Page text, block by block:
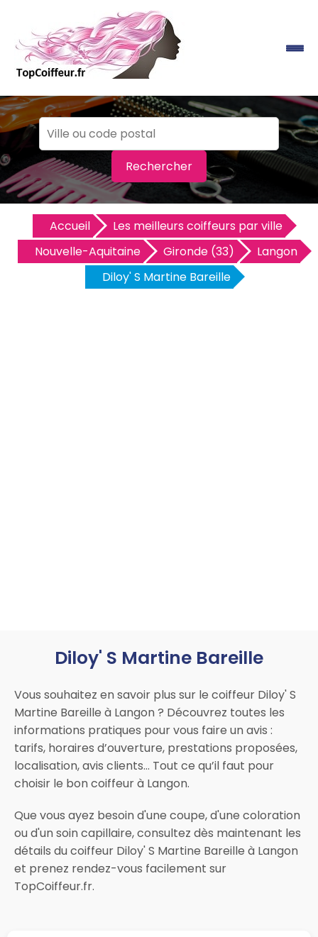
Rechercher
Accueil
Les meilleurs coiffeurs par ville
Nouvelle-Aquitaine
Gironde (33)
Langon
Diloy' S Martine Bareille
Diloy' S Martine Bareille
Vous souhaitez en savoir plus sur le coiffeur Diloy' S
Martine Bareille à Langon ? Découvrez toutes les
informations pratiques pour vous faire un avis :
tarifs, horaires d’ouverture, prestations proposées,
localisation, avis clients… Tout ce qu’il faut pour
choisir le bon coiffeur à Langon.
Que vous ayez besoin d'une coupe, d'une coloration
ou d'un soin capillaire, consultez dès maintenant les
détails du coiffeur Diloy' S Martine Bareille à Langon
et prenez rendez-vous facilement sur
TopCoiffeur.fr.